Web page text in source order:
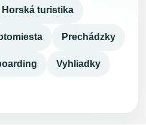
Horská turistika
Prechádzky
Vyhliadky